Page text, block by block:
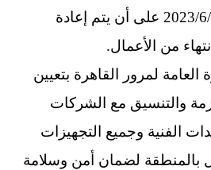
يوم الجمعة الموافق 2023/6/2 على أن يتم إعادة
من الأعمال.
العامة لمرور القاهرة بتعيين
والتنسيق مع الشركات
الفنية وجميع التجهيزات
بالمنطقة لضمان أمن وسلامة